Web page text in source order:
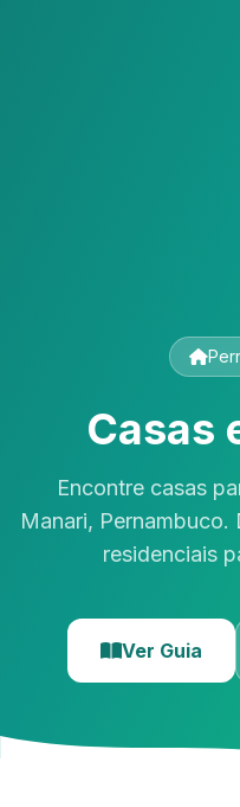
Casas
Encontre casas
Manari,
residenciais
Ver Guia